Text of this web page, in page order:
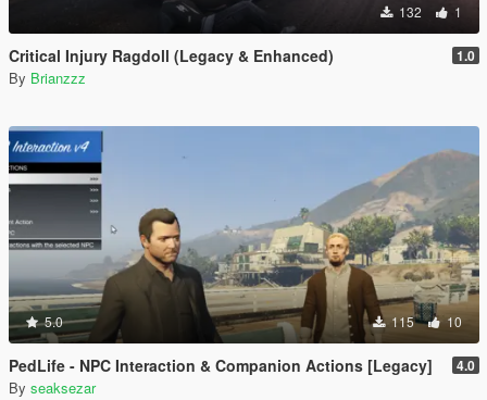
132 1
Critical Injury Ragdoll (Legacy & Enhanced) 1.0
By Brianzzz
5.0 115 10
PedLife - NPC Interaction & Companion Actions [Legacy] 4.0
By seaksezar